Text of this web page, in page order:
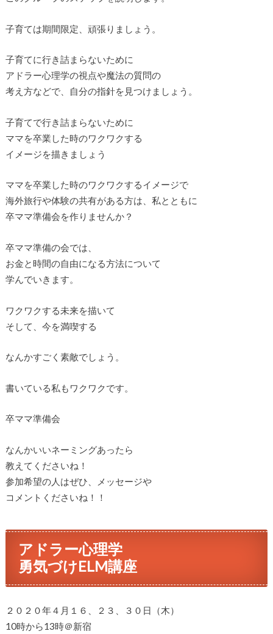
子育ては期間限定、頑張りましょう。
子育てに行き詰まらないために
アドラー心理学の視点や魔法の質問の
考え方などで、自分の指針を見つけましょう。
子育てで行き詰まらないために
ママを卒業した時のワクワクする
イメージを描きましょう
ママを卒業した時のワクワクするイメージで
海外旅行や体験の共有がある方は、私とともに
卒ママ準備会を作りませんか？
卒ママ準備の会では、
お金と時間の自由になる方法について
学んでいきます。
ワクワクする未来を描いて
そして、今を満喫する
なんかすごく素敵でしょう。
書いている私もワクワクです。
卒ママ準備会
なんかいいネーミングあったら
教えてくださいね！
参加希望の人はぜひ、メッセージや
コメントくださいね！！
アドラー心理学
勇気づけELM講座
２０２０年４月１６、２３、３０日（木）
10時から13時＠新宿